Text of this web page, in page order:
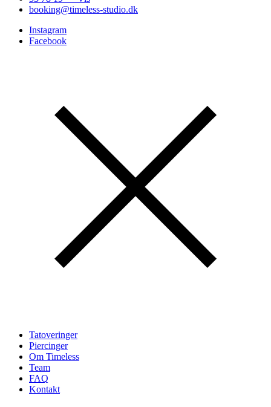
booking@timeless-studio.dk
Instagram
Facebook
Tatoveringer
Piercinger
Om Timeless
Team
FAQ
Kontakt